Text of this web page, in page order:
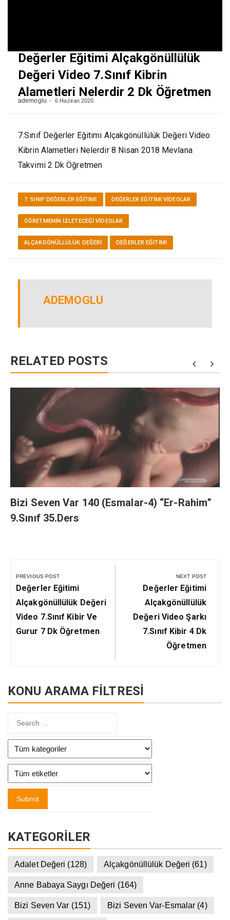
Değerler Eğitimi Alçakgönüllülük
Değeri Video 7.Sınıf Kibrin
Alametleri Nelerdir 2 Dk Öğretmen
ademoglu 6 Haziran 2020
7.Sınıf Değerler Eğitimi Alçakgönüllülük Değeri Video
Kibrin Alametleri Nelerdir 8 Nisan 2018 Mevlana
Takvimi 2 Dk Öğretmen
7. SINIF DEĞERLER EĞITIMI DEĞERLER EĞITIMI VİDEOLAR
ÖĞRETMENIN İZLETECEĞI VIDEOLAR
ALÇAKGÖNÜLLÜLÜK DEĞERI DEĞERLER EĞITIMI
ADEMOGLU
RELATED POSTS
Bizi Seven Var 140 (Esmalar-4) “Er-Rahim”
9.Sınıf 35.Ders
gezinmesi
PREVIOUS POST
Previous
Post:
Değerler Eğitimi
Alçakgönüllülük Değeri
Video 7.Sınıf Kibir Ve
Gurur 7 Dk Öğretmen
NEXT POST
Next
Post:
Değerler Eğitimi
Alçakgönüllülük
Değeri Video Şarkı
7.Sınıf Kibir 4 Dk
Öğretmen
KONU ARAMA FİLTRESİ
KATEGORILER
Adalet Değeri (128) Alçakgönüllülük Değeri (61)
Anne Babaya Saygı Değeri (164)
Bizi Seven Var (151) Bizi Seven Var-Esmalar (4)